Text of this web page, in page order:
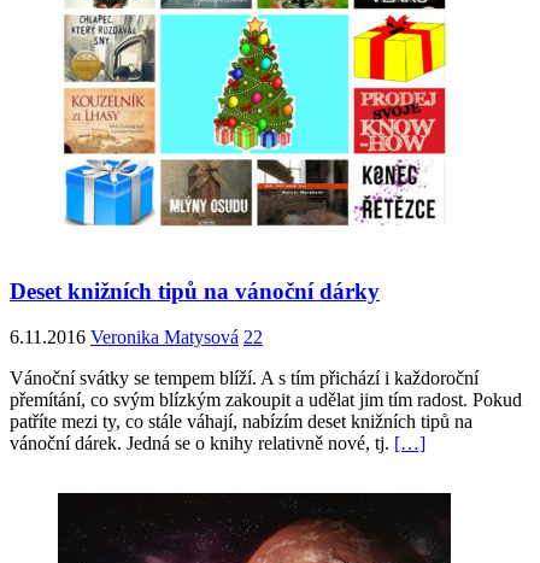
Deset knižních tipů na vánoční dárky
6.11.2016 Veronika Matysová 22
Vánoční svátky se tempem blíží. A s tím přichází i každoroční
přemítání, co svým blízkým zakoupit a udělat jim tím radost. Pokud
patříte mezi ty, co stále váhají, nabízím deset knižních tipů na
vánoční dárek. Jedná se o knihy relativně nové, tj. […]